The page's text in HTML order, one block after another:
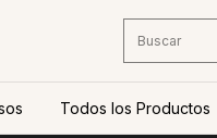
Todos los Productos